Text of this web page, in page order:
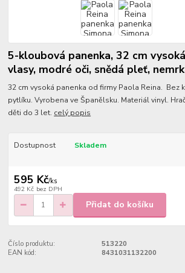
5-kloubová panenka, 32 cm
vlasy, modré oči, snědá pleť,
32 cm vysoká panenka od firmy Paola Reina. Bez
pytlíku. Vyrobena ve Španělsku. Materiál vinyl.
děti do 3 let. celý popis
Dostupnost Skladem
595 Kč/ks
492 Kč bez DPH
Přidat do košíku
Číslo produktu:
513220
EAN kód:
8431031132200